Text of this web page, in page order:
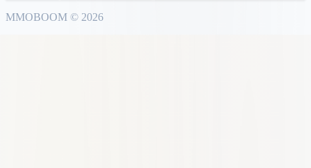
MMOBOOM © 2026